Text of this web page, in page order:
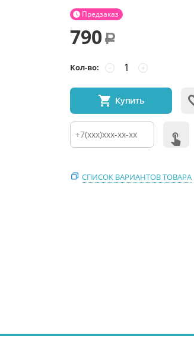
Предзаказ

790 Р
Кол-во: +
−
Купить
СПИСОК ВАРИАНТОВ ТОВАРА